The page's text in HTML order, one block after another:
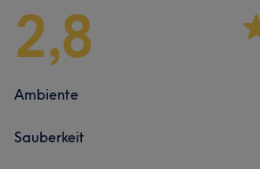
2,8
Ambiente
Sauberkeit